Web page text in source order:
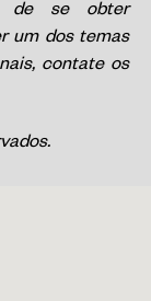
de se obter
um dos temas
contate os